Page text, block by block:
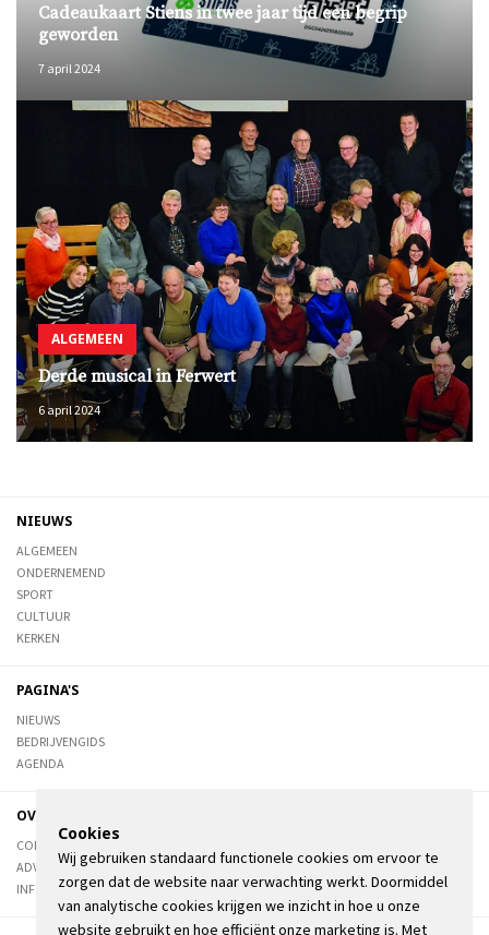
Cadeaukaart Stiens in twee jaar tijd een begrip
geworden
7 april 2024
ALGEMEEN
Derde musical in Ferwert
6 april 2024
NIEUWS
ALGEMEEN
ONDERNEMEND
SPORT
CULTUUR
KERKEN
PAGINA'S
NIEUWS
BEDRIJVENGIDS
AGENDA
OVER DE STIENSER
CONTACT
ADVERTEREN
INFORMATIE
Cookies
Wij gebruiken standaard functionele cookies om ervoor te
zorgen dat de website naar verwachting werkt. Doormiddel
van analytische cookies krijgen we inzicht in hoe u onze
website gebruikt en hoe efficiënt onze marketing is. Met